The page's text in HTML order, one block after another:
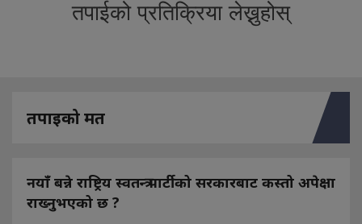
तपाईको प्रतिक्रिया लेख्नुहोस्
तपाइको मत
नयाँ बन्ने राष्ट्रिय स्वतन्त्र पार्टीको सरकारबाट कस्तो अपेक्षा
राख्नुभएको छ ?